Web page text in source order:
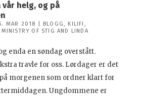
helg, og på
MAR 2018 BLOGG, KILIFI ,
MINISTRY OF STIG AND LINDA
enda en søndag overstått.
travle for oss. Lørdager er det
morgenen som ordner klart for
Ungdommene er